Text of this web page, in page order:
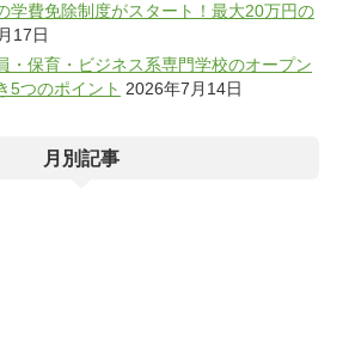
学費免除制度がスタート！最大20万円の
17日
・保育・ビジネス系専門学校のオープン
5つのポイント 2026年7月14日
月別記事